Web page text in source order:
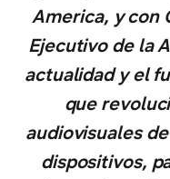
America, y con
Ejecutivo de la
actualidad y el
que
audiovisuales
dispositivos,